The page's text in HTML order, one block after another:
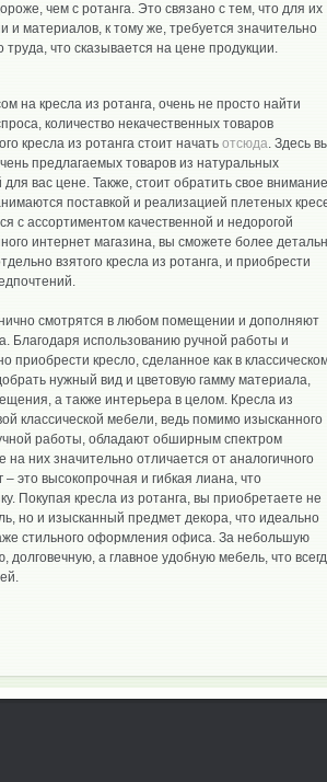
чем с ротанга. Это связано с тем, что для их
и материалов, к тому же, требуется значительно
что сказывается на цене продукции.
на кресла из ротанга, очень не просто найти
количество некачественных товаров
кресла из ротанга стоит начать отсюда. Здесь
предлагаемых товаров из натуральных
вас цене. Также, стоит обратить свое
поставкой и реализацией плетеных
с ассортиментом качественной и недорогой
интернет магазина, вы сможете более
взятого кресла из ротанга, и приобрести
смотрятся в любом помещении и дополняют
Благодаря использованию ручной работы и
кресло, сделанное как в
нужный вид и цветовую гамму материала,
а также интерьера в целом. Кресла из
классической мебели, ведь помимо изысканного
работы, обладают обширным спектром
них значительно отличается от аналогичного
это высокопрочная и гибкая лиана, что
Покупая кресла из ротанга, вы приобретаете не
но и изысканный предмет декора, что идеально
стильного оформления офиса. За небольшую
а главное удобную мебель, что